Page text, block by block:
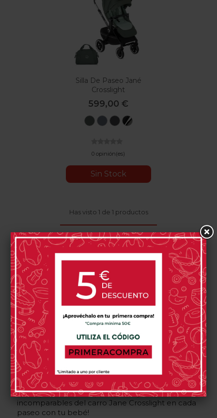
Silla De Paseo Jané
Crosslight
599,00 €
U78U79U81U82
Shadow
0 opinión(es)
Sin Stock
Has visto 1 de 1 productos
Descubre en nuestra tienda online una amplia
gama de carritos y cochecitos para bebés Jané,
destacando el versátil y funcionalJane
Crosslight
. Explora las últimas novedades del
2024 en la línea Jané Crosslight, incluyendo los
modelos Duo y Trio. Encuentra el carrito perfecto
para tu bebé con las opciones que el carrito de
bebé Jane Crosslight te ofrece, diseñado para
aportar comodidad y seguridad. Explora nuestra
selección de productos, donde cada detalle del
cochecito Jane Crosslight se adapta a las
necesidades de los padres modernos. ¡Compra
ahora y disfruta de la practicidad y estilo
incomparables del carro Jane Crosslight en cada
paseo con tu bebé!